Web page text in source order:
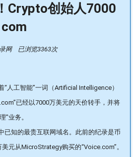
Crypto创始人7000
网 已浏览3363次
人工智能”一词（Artificial Intelligence）
已经以7000万美元的天价转手，并将
”业务。
已知的最贵互联网域名。此前的纪录是币
元从MicroStrategy购买的“Voice.com”。